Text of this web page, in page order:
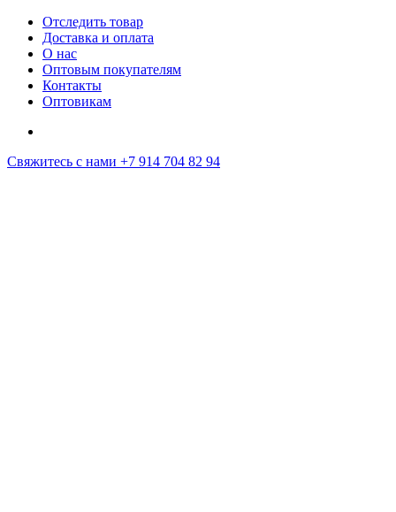
Отследить товар
Доставка и оплата
О нас
Оптовым покупателям
Контакты
Оптовикам
Свяжитесь с нами +7 914 704 82 94